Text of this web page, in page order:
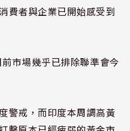
費者與企業已開始感受到
市場幾乎已排除聯準會今
警戒，而印度本周調高黃